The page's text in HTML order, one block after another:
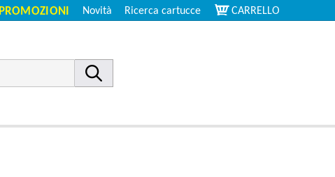
CARRELLO
Ricerca cartucce
Novità
PROMOZIONI